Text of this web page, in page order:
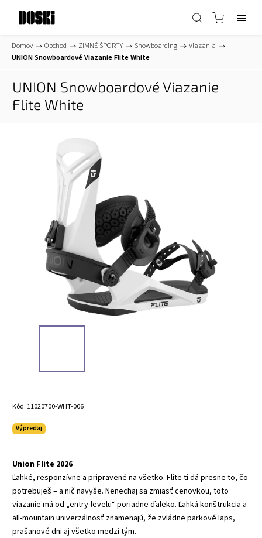
Domov / Obchod / ZIMNÉ ŠPORTY / Snowboarding / Viazania /
UNION Snowboardové Viazanie Flite White
UNION Snowboardové Viazanie
Flite White
Kód: 11020700-WHT-006
Výpredaj
Union Flite 2026
Ľahké, responzívne a pripravené na všetko. Flite ti dá presne to, čo
potrebuješ – a nič navyše. Nenechaj sa zmiasť cenovkou, toto
viazanie má od „entry-levelu“ poriadne ďaleko. Ľahká konštrukcia a
all-mountain univerzálnosť znamenajú, že zvládne parkové laps,
prašanové dni aj všetko medzi tým.